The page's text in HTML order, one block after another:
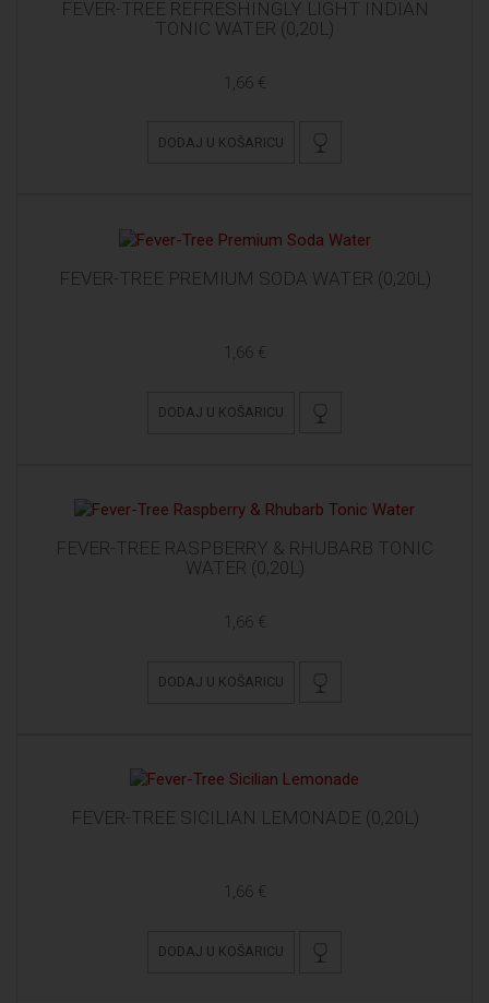
FEVER-TREE REFRESHINGLY LIGHT INDIAN
TONIC WATER (0,20L)
1,66 €
DODAJ U KOŠARICU
FEVER-TREE PREMIUM SODA WATER (0,20L)
1,66 €
DODAJ U KOŠARICU
FEVER-TREE RASPBERRY & RHUBARB TONIC
WATER (0,20L)
1,66 €
DODAJ U KOŠARICU
FEVER-TREE SICILIAN LEMONADE (0,20L)
1,66 €
DODAJ U KOŠARICU